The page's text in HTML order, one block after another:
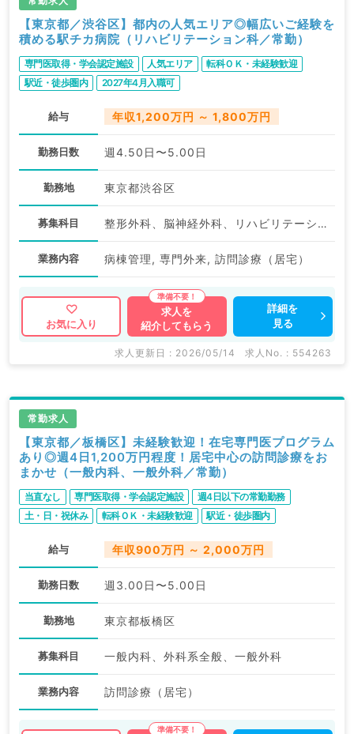
【東京都／渋谷区】都内の人気エリア◎幅広いご経験を
積める駅チカ病院（リハビリテーション科／常勤）
専門医取得・学会認定施設 人気エリア
転科ＯＫ・未経験歓迎
駅近・徒歩圏内
2027年4月入職可
給与 年収1,200万円 ～ 1,800万円
勤務日数 週4.50日〜5.00日
勤務地 東京都渋谷区
募集科目 整形外科、脳神経外科、リハビリテーション科
業務内容 病棟管理, 専門外来, 訪問診療（居宅）
お気に入り
求人を
紹介してもらう
詳細を
見る
求人更新日 : 2026/05/14 求人No. : 554263
常勤求人
【東京都／板橋区】未経験歓迎！在宅専門医プログラム
あり◎週4日1,200万円程度！居宅中心の訪問診療をお
まかせ（一般内科、一般外科／常勤）
当直なし 専門医取得・学会認定施設
週4日以下の常勤勤務
土・日・祝休み
転科ＯＫ・未経験歓迎
駅近・徒歩圏内
給与 年収900万円 ～ 2,000万円
勤務日数 週3.00日〜5.00日
勤務地 東京都板橋区
募集科目 一般内科、外科系全般、一般外科
業務内容 訪問診療（居宅）